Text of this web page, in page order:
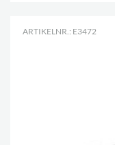
ARTIKELNR.: E3472